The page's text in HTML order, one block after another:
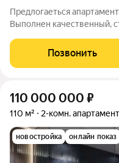
Предлогаеться
Выполнен качественный,
спальня, гостевой
меблирован
Позвонить
110 000 000 ₽
110 м² 2-комн.
новостройка онлайн показ